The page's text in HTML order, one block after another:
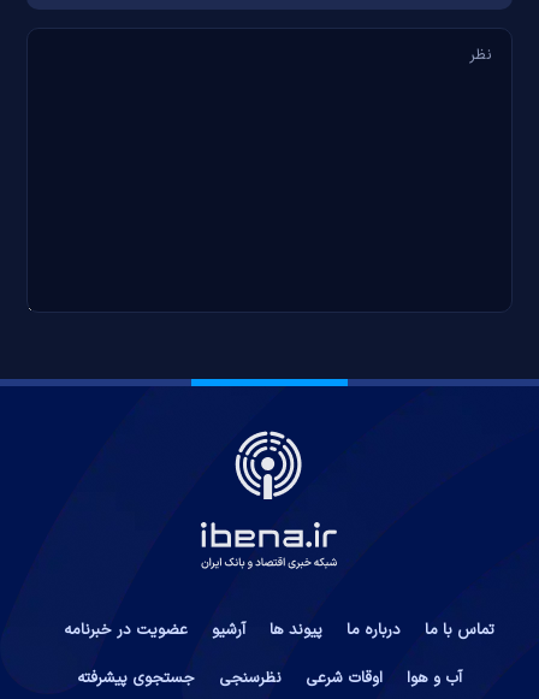
تماس با ما درباره ما پیوند ها آرشیو
عضویت در خبرنامه
آب و هوا
اوقات شرعی نظرسنجی جستجوی پیشرفته